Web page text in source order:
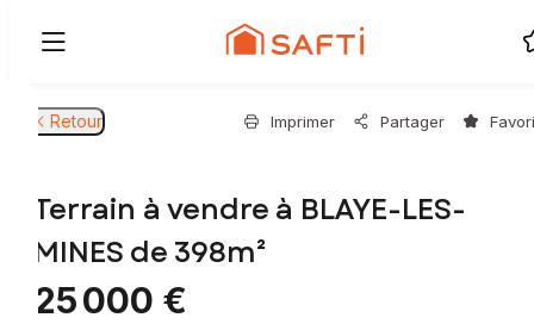
Retour Imprimer Partager
Terrain à vendre à BLAYE-LES-
MINES de 398m²
25 000 €